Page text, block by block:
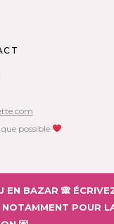
possible
de Juliette